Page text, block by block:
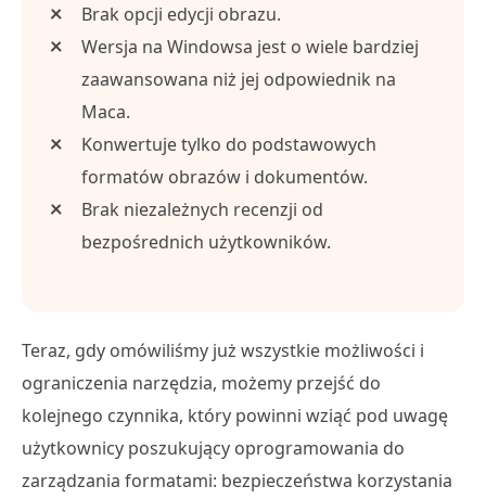
Brak opcji edycji obrazu.
Wersja na Windowsa jest o wiele bardziej
zaawansowana niż jej odpowiednik na
Maca.
Konwertuje tylko do podstawowych
formatów obrazów i dokumentów.
Brak niezależnych recenzji od
bezpośrednich użytkowników.
Teraz, gdy omówiliśmy już wszystkie możliwości i
ograniczenia narzędzia, możemy przejść do
kolejnego czynnika, który powinni wziąć pod uwagę
użytkownicy poszukujący oprogramowania do
zarządzania formatami: bezpieczeństwa korzystania